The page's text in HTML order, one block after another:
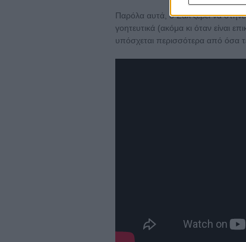
Παρόλα αυτά, ο Σαλ ξέρει να
γοητευτικά (ακόμα κι όταν είναι
υπόσχεται περισσότερα από όσα